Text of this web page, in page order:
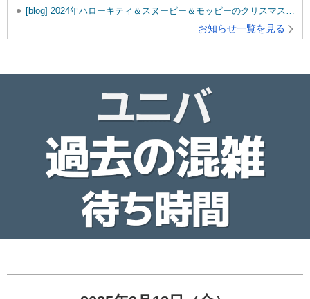
[blog] 2024年ハローキティ＆スヌーピー＆モッピーのクリスマスグッズ♡
お知らせ一覧を見る